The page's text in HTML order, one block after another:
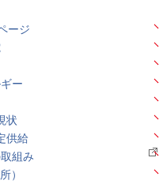
ージ
ー
状
供給
組み
）